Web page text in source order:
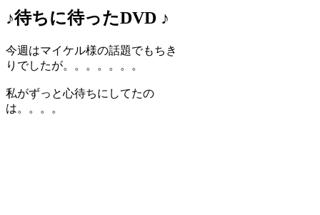
♪待ちに待ったDVD ♪
今週はマイケル様の話題でもちき
りでしたが。。。。。。。
私がずっと心待ちにしてたの
は。。。。